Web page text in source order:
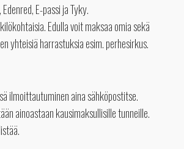
E-passi ja Tyky.
Edulla voit maksaa omia sekä
yhteisiä harrastuksia esim. perhesirkus.
ilmoittautuminen aina sähköpostitse.
ainoastaan kausimaksullisille tunneille.